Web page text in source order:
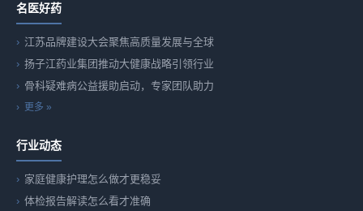
名医好药
江苏品牌建设大会聚焦高质量发展与全球
扬子江药业集团推动大健康战略引领行业
骨科疑难病公益援助启动，专家团队助力
更多 »
行业动态
家庭健康护理怎么做才更稳妥
体检报告解读怎么看才准确